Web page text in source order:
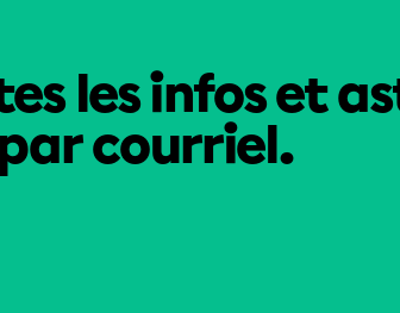
les infos et
courriel.